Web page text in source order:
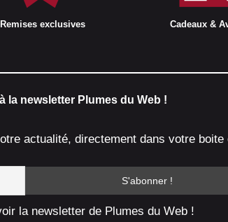
Remises exclusives Cadeaux &
la newsletter Plumes du Web !
actualité, directement dans votre
la newsletter de Plumes du Web !